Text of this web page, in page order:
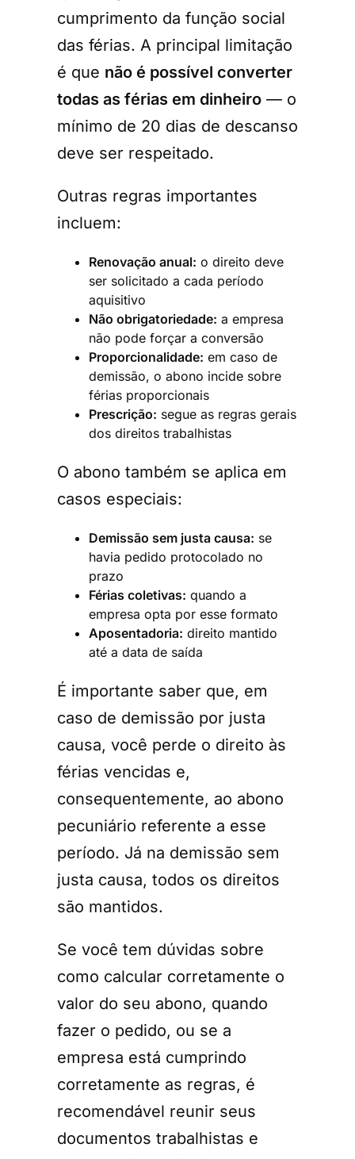
cumprimento da função social
das férias. A principal limitação
é que não é possível converter
todas as férias em dinheiro — o
mínimo de 20 dias de descanso
deve ser respeitado.
Outras regras importantes
incluem:
Renovação anual: o direito deve
ser solicitado a cada período
aquisitivo
Não obrigatoriedade: a empresa
não pode forçar a conversão
Proporcionalidade: em caso de
demissão, o abono incide sobre
férias proporcionais
Prescrição: segue as regras gerais
dos direitos trabalhistas
O abono também se aplica em
casos especiais:
Demissão sem justa causa: se
havia pedido protocolado no
prazo
Férias coletivas: quando a
empresa opta por esse formato
Aposentadoria: direito mantido
até a data de saída
É importante saber que, em
caso de demissão por justa
causa, você perde o direito às
férias vencidas e,
consequentemente, ao abono
pecuniário referente a esse
período. Já na demissão sem
justa causa, todos os direitos
são mantidos.
Se você tem dúvidas sobre
como calcular corretamente o
valor do seu abono, quando
fazer o pedido, ou se a
empresa está cumprindo
corretamente as regras, é
recomendável reunir seus
documentos trabalhistas e